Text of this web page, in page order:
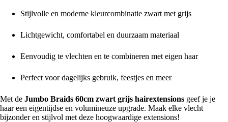
Stijlvolle en moderne kleurcombinatie zwart met grijs
Lichtgewicht, comfortabel en duurzaam materiaal
Eenvoudig te vlechten en te combineren met eigen haar
Perfect voor dagelijks gebruik, feestjes en meer
Met de Jumbo Braids 60cm zwart grijs hairextensions geef je je
haar een eigentijdse en volumineuze upgrade. Maak elke vlecht
bijzonder en stijlvol met deze hoogwaardige extensions!